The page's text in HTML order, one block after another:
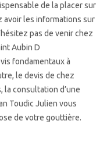
de la placer sur
avoir les informations sur
pas de venir chez
Aubin D
fondamentaux à
le devis de chez
la consultation d’une
Toudic Julien vous
de votre gouttière.